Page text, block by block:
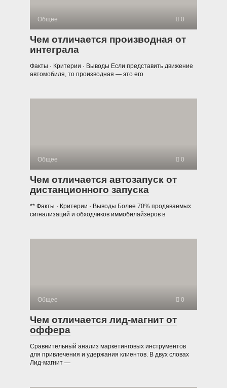
Общее 0
Чем отличается производная от
интеграла
Факты · Критерии · Выводы Если представить движение
автомобиля, то производная — это его
Общее 0
Чем отличается автозапуск от
дистанционного запуска
** Факты · Критерии · Выводы Более 70% продаваемых
сигнализаций и обходчиков иммобилайзеров в
Общее 0
Чем отличается лид-магнит от
оффера
Сравнительный анализ маркетинговых инструментов
для привлечения и удержания клиентов. В двух словах
Лид-магнит —